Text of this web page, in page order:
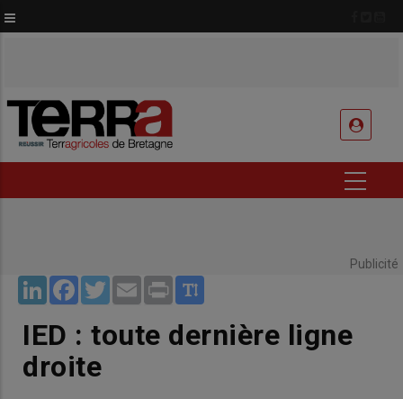
au
Publicité
LinkedInFacebookTwitterEmail Print
IED : toute dernière ligne
droite